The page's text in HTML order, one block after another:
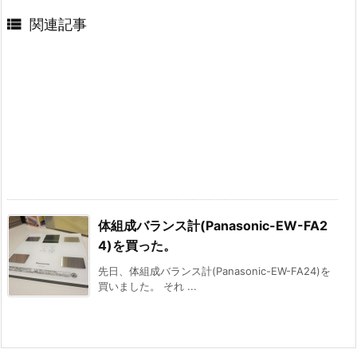
 関連記事
体組成バランス計(Panasonic-EW-FA2
4)を買った。
先日、体組成バランス計(Panasonic-EW-FA24)を
買いました。 それ ...